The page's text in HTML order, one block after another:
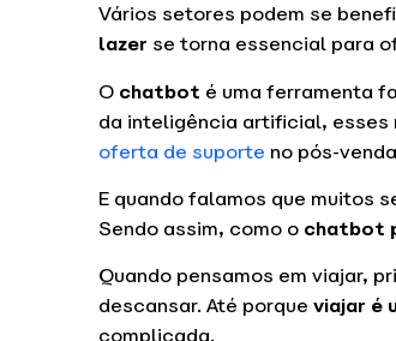
Vários setores podem se
lazer se torna essencial para
O chatbot é uma ferramenta
da inteligência artificial, esses
oferta de suporte no pós-
E quando falamos que muitos
Sendo assim, como o chatbot
Quando pensamos em viajar,
descansar. Até porque viajar é